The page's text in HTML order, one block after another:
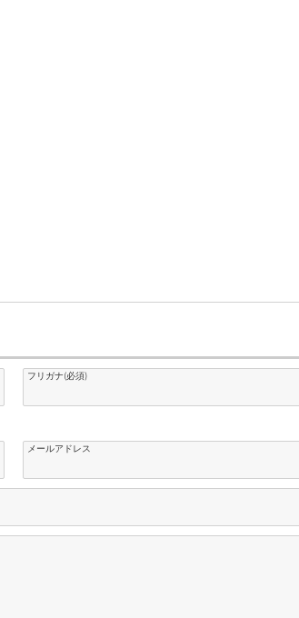
フリガナ(必須)
メールアドレス